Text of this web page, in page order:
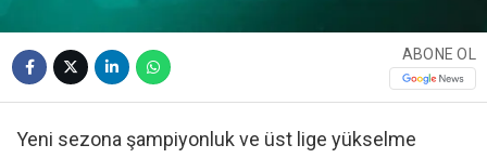
ABONE OL
Yeni sezona şampiyonluk ve üst lige yükselme